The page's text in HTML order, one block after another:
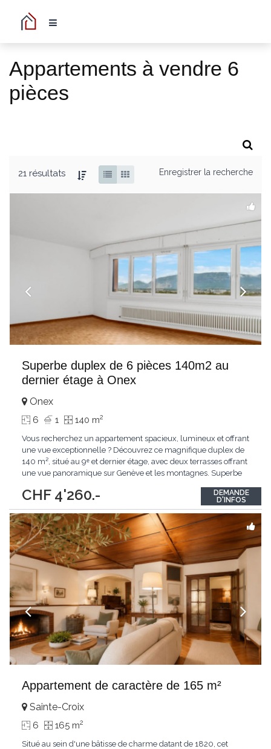
Appartements à vendre 6
pièces
21 résultats Enregistrer la recherche
Superbe duplex de 6 pièces 140m2 au
dernier étage à Onex
CHF 4'260.-
Onex
6 1 140 m2
Vous recherchez un appartement spacieux, lumineux et offrant
une vue exceptionnelle ? Découvrez ce magnifique duplex de
140 m², situé au 9ᵉ et dernier étage, avec deux terrasses offrant
une vue panoramique sur Genève et les montagnes. Superbe
du bien : ✅ 3 grandes chambres ✅ Vaste salon / salle à manger
traversant ✅...
DEMANDE
D'INFOS
Appartement de caractère de 165 m²
Sainte-Croix
6 165 m2
Situé au sein d'une bâtisse de charme datant de 1820, cet